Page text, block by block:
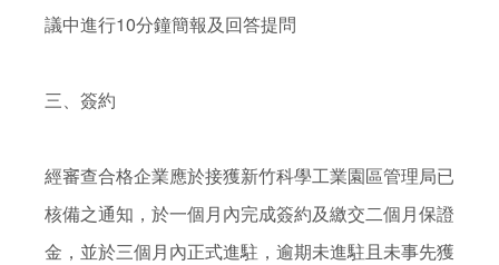
議中進行10分鐘簡報及回答提問
三、簽約
經審查合格企業應於接獲新竹科學工業園區管理局已
核備之通知，於一個月內完成簽約及繳交二個月保證
金，並於三個月內正式進駐，逾期未進駐且未事先獲